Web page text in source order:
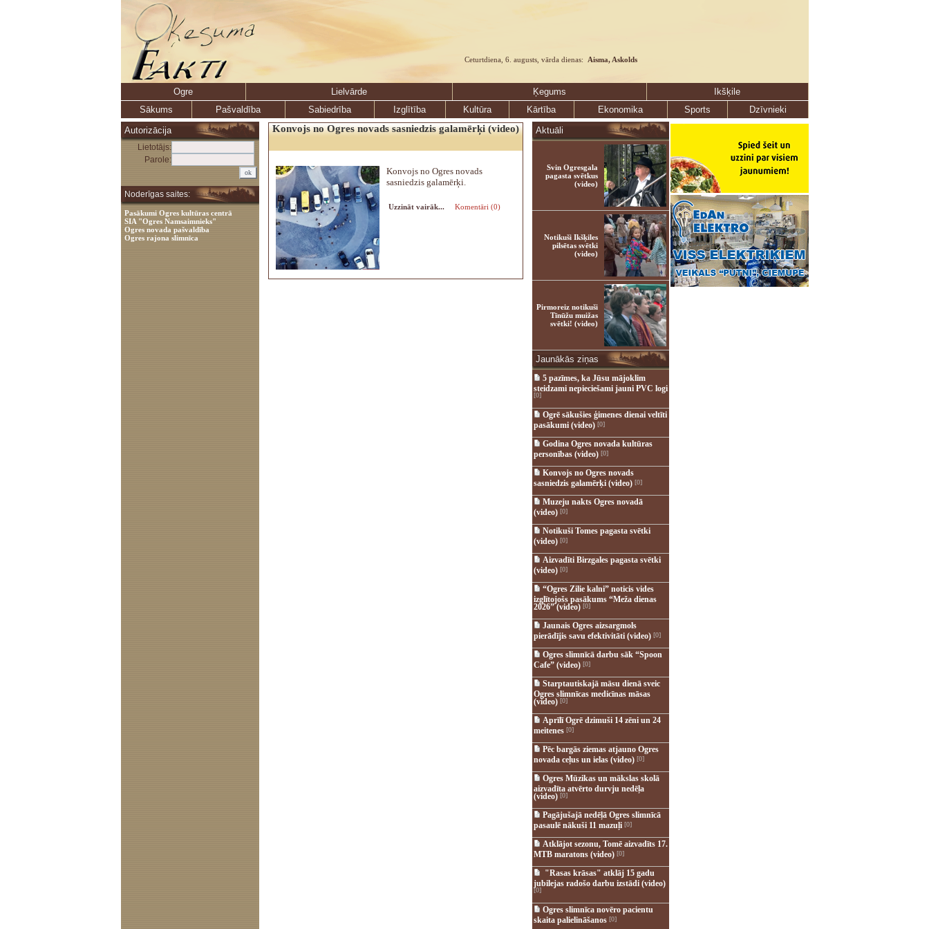
Ceturtdiena, 6. augusts, vārda dienas: Aisma, Askolds
Ogre Lielvārde Ķegums
Ikšķile
Sākums
Pašvaldība Sabiedrība Izglītība Kultūra Kārtība Ekonomika Sports
Dzīvnieki
Autorizācija
Lietotājs:
Parole:
Noderīgas saites:
Pasākumi Ogres kultūras centrā
SIA "Ogres Namsaimnieks"
Ogres novada pašvaldība
Ogres rajona slimnīca
Konvojs no Ogres novads sasniedzis galamērķi (video)
Konvojs no Ogres novads
sasniedzis galamērķi.
Uzzināt vairāk... Komentāri (0)
Aktuāli
Svin Ogresgala
pagasta svētkus
(video)
Notikuši Ikšķiles
pilsētas svētki
(video)
Pirmoreiz notikuši
Tīnūžu muižas
svētki! (video)
Jaunākās ziņas
5 pazīmes, ka Jūsu mājoklim
steidzami nepieciešami jauni PVC logi
[0]
Ogrē sākušies ģimenes dienai veltīti
pasākumi (video)[0]
Godina Ogres novada kultūras
personības (video)[0]
Konvojs no Ogres novads
sasniedzis galamērķi (video)[0]
Muzeju nakts Ogres novadā
(video)[0]
Notikuši Tomes pagasta svētki
(video)[0]
Aizvadīti Birzgales pagasta svētki
(video)[0]
“Ogres Zilie kalni” noticis vides
izglītojošs pasākums “Meža dienas
2026” (video)[0]
Jaunais Ogres aizsargmols
pierādījis savu efektivitāti (video)[0]
Ogres slimnīcā darbu sāk “Spoon
Cafe” (video)[0]
Starptautiskajā māsu dienā sveic
Ogres slimnīcas medicīnas māsas
(video)[0]
Aprīlī Ogrē dzimuši 14 zēni un 24
meitenes [0]
Pēc bargās ziemas atjauno Ogres
novada ceļus un ielas (video)[0]
Ogres Mūzikas un mākslas skolā
aizvadīta atvērto durvju nedēļa
(video)[0]
Pagājušajā nedēļā Ogres slimnīcā
pasaulē nākuši 11 mazuļi[0]
Atklājot sezonu, Tomē aizvadīts 17.
MTB maratons (video)[0]
"Rasas krāsas" atklāj 15 gadu
jubilejas radošo darbu izstādi (video)
[0]
Ogres slimnīca novēro pacientu
skaita palielināšanos [0]